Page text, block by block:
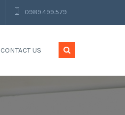
0989.499.579
CONTACT US